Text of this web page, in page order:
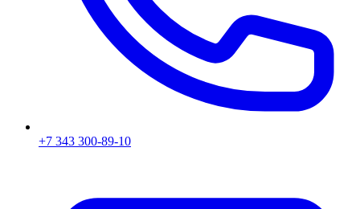
+7 343 300-89-10